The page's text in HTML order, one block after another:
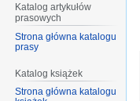
Katalog artykułów
prasowych
Strona główna katalogu
prasy
Katalog książek
Strona główna katalogu